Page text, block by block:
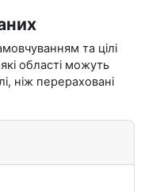
та цілі
області можуть
ніж перераховані